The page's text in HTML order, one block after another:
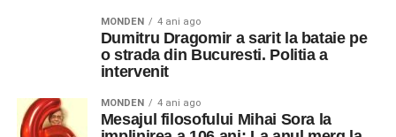
MONDEN 4 ani ago
Dumitru Dragomir a sarit la bataie pe
o strada din Bucuresti. Politia a
intervenit
MONDEN 4 ani ago
Mesajul filosofului Mihai Sora la